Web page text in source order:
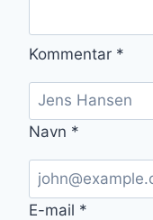
Kommentar *
Navn *
E-mail *